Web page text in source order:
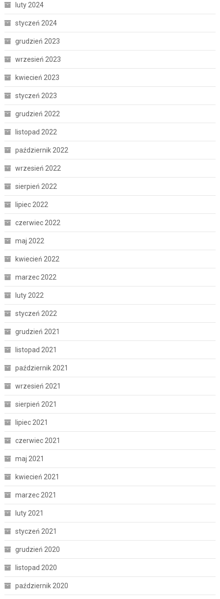
luty 2024
styczeń 2024
grudzień 2023
wrzesień 2023
kwiecień 2023
styczeń 2023
grudzień 2022
listopad 2022
październik 2022
wrzesień 2022
sierpień 2022
lipiec 2022
czerwiec 2022
maj 2022
kwiecień 2022
marzec 2022
luty 2022
styczeń 2022
grudzień 2021
listopad 2021
październik 2021
wrzesień 2021
sierpień 2021
lipiec 2021
czerwiec 2021
maj 2021
kwiecień 2021
marzec 2021
luty 2021
styczeń 2021
grudzień 2020
listopad 2020
październik 2020